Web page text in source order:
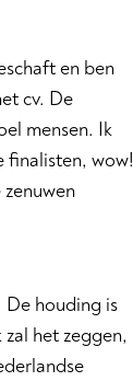
en ben
cv. De
mensen. Ik
finalisten, wow!
De houding is
het zeggen,